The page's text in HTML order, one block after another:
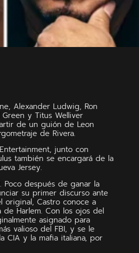
Alexander Ludwig, Ron
Green y Titus Welliver
de un guión de Leon
de Rivera.
junto con
también se encargará de la
Jersey.
Poco después de ganar la
su primer discurso ante
original, Castro conoce a
Harlem. Con los ojos del
asignado para
valioso del FBI, y se le
CIA y la mafia italiana, por